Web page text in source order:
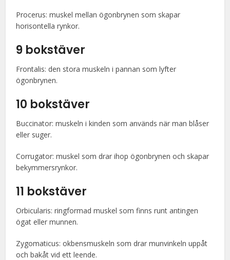
Procerus: muskel mellan ögonbrynen som skapar
horisontella rynkor.
9 bokstäver
Frontalis: den stora muskeln i pannan som lyfter
ögonbrynen.
10 bokstäver
Buccinator: muskeln i kinden som används när man blåser
eller suger.
Corrugator: muskel som drar ihop ögonbrynen och skapar
bekymmersrynkor.
11 bokstäver
Orbicularis: ringformad muskel som finns runt antingen
ögat eller munnen.
Zygomaticus: okbensmuskeln som drar munvinkeln uppåt
och bakåt vid ett leende.